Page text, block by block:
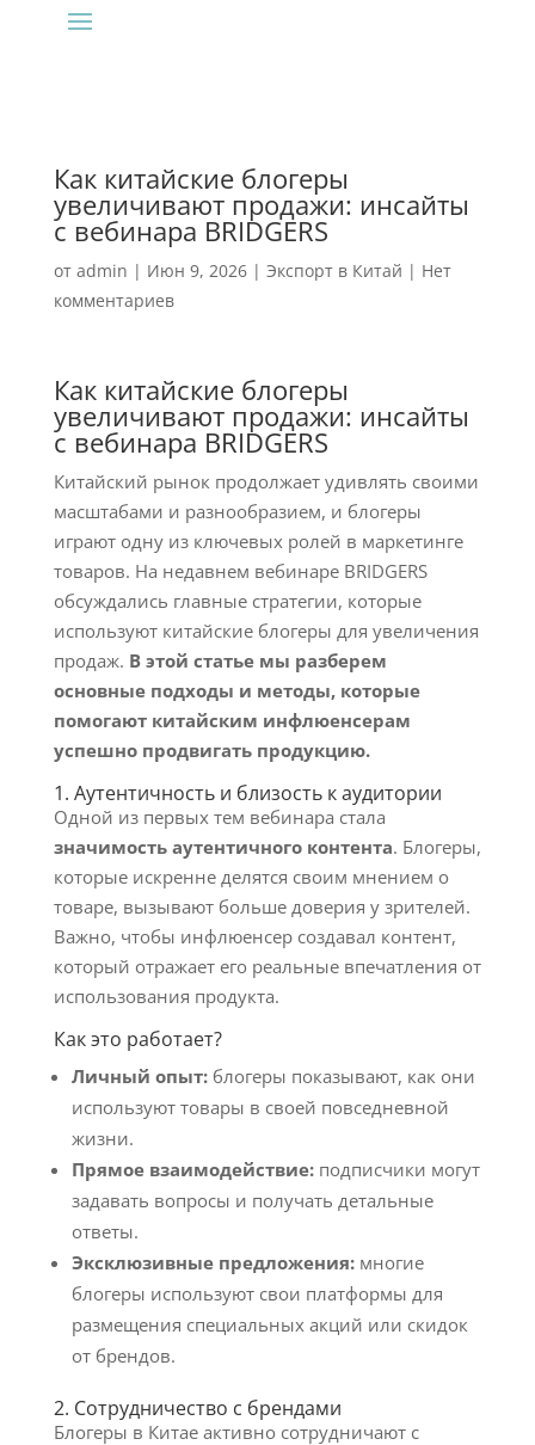
Как китайские блогеры
увеличивают продажи: инсайты
с вебинара BRIDGERS
от admin | Июн 9, 2026| Экспорт в Китай | Нет
комментариев
Как китайские блогеры
увеличивают продажи: инсайты
с вебинара BRIDGERS
Китайский рынок продолжает удивлять своими
масштабами и разнообразием, и блогеры
играют одну из ключевых ролей в маркетинге
товаров. На недавнем вебинаре BRIDGERS
обсуждались главные стратегии, которые
используют китайские блогеры для увеличения
продаж. В этой статье мы разберем
основные подходы и методы, которые
помогают китайским инфлюенсерам
успешно продвигать продукцию.
1. Аутентичность и близость к аудитории
Одной из первых тем вебинара стала
значимость аутентичного контента. Блогеры,
которые искренне делятся своим мнением о
товаре, вызывают больше доверия у зрителей.
Важно, чтобы инфлюенсер создавал контент,
который отражает его реальные впечатления от
использования продукта.
Как это работает?
Личный опыт:блогеры показывают, как они
используют товары в своей повседневной
жизни.
Прямое взаимодействие:подписчики могут
задавать вопросы и получать детальные
ответы.
Эксклюзивные предложения:многие
блогеры используют свои платформы для
размещения специальных акций или скидок
от брендов.
2. Сотрудничество с брендами
Блогеры в Китае активно сотрудничают с